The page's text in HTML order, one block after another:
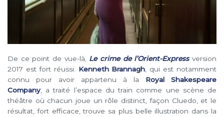
De ce point de vue-là, Le crime de l’Orient-Expressversion
2017 est fort réussi. Kenneth Brannagh , qui est notamment
connu pour avoir appartenu à la Royal Shakespeare
Company, a traité l’espace du train comme une scène de
théâtre où chacun joue un rôle distinct, façon Cluedo, et le
résultat, fort efficace, trouve sa plus belle illustration dans la